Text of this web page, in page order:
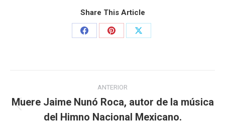
Share This Article
ANTERIOR
Muere Jaime Nunó Roca, autor de la música
del Himno Nacional Mexicano.